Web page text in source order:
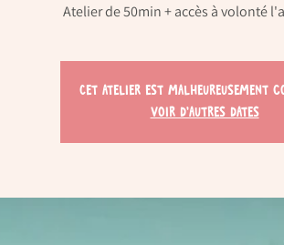
Atelier de 50min + accès à volonté
Cet atelier est malheureusement
Voir d'autres dates